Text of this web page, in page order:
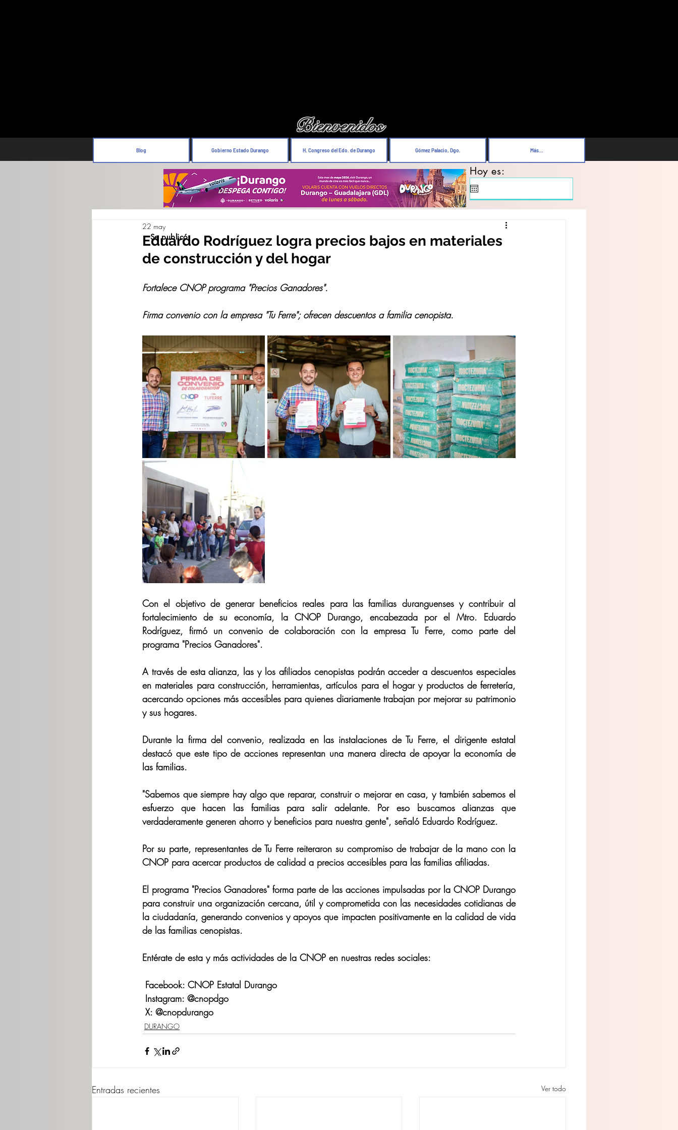
Bienvenidos
Blog Gobierno Estado Durango H. Congreso del Edo. de Durango Gómez Palacio, Dgo. Más...
Hoy es:
Eduardo Rodríguez logra precios bajos en materiales
de construcción y del hogar
22 may
Fortalece CNOP programa "Precios Ganadores".
Firma convenio con la empresa "Tu Ferre"; ofrecen descuentos a familia cenopista.
Con el objetivo de generar beneficios reales para las familias duranguenses y contribuir al
fortalecimiento de su economía, la CNOP Durango, encabezada por el Mtro. Eduardo
Rodríguez, firmó un convenio de colaboración con la empresa Tu Ferre, como parte del
programa "Precios Ganadores".
A través de esta alianza, las y los afiliados cenopistas podrán acceder a descuentos especiales
en materiales para construcción, herramientas, artículos para el hogar y productos de ferretería,
acercando opciones más accesibles para quienes diariamente trabajan por mejorar su patrimonio
y sus hogares.
Durante la firma del convenio, realizada en las instalaciones de Tu Ferre, el dirigente estatal
destacó que este tipo de acciones representan una manera directa de apoyar la economía de
las familias.
"Sabemos que siempre hay algo que reparar, construir o mejorar en casa, y también sabemos el
esfuerzo que hacen las familias para salir adelante. Por eso buscamos alianzas que
verdaderamente generen ahorro y beneficios para nuestra gente", señaló Eduardo Rodríguez.
Por su parte, representantes de Tu Ferre reiteraron su compromiso de trabajar de la mano con la
CNOP para acercar productos de calidad a precios accesibles para las familias afiliadas.
El programa "Precios Ganadores" forma parte de las acciones impulsadas por la CNOP Durango
para construir una organización cercana, útil y comprometida con las necesidades cotidianas de
la ciudadanía, generando convenios y apoyos que impacten positivamente en la calidad de vida
de las familias cenopistas.
Entérate de esta y más actividades de la CNOP en nuestras redes sociales:
Facebook: CNOP Estatal Durango
Instagram: @cnopdgo
X: @cnopdurango
DURANGO
Entradas recientes Ver todo
Se publicó: